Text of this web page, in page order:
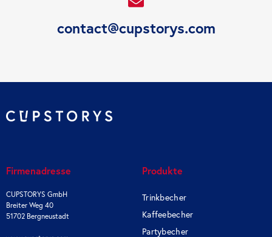
contact@cupstorys.com
Firmenadresse
CUPSTORYS GmbH
Breiter Weg 40
51702 Bergneustadt
Produkte
Trinkbecher
Kaffeebecher
Partybecher